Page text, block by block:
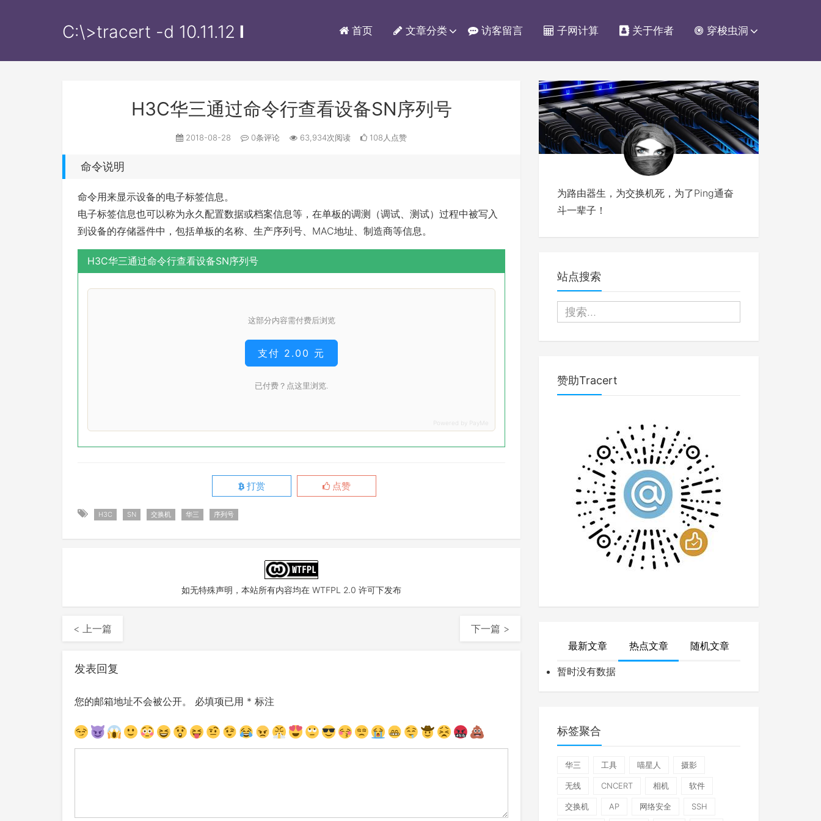
C:\>tracert -d 10.11.12. l 首页 文章分类 访客留言 子网计算 关于作者 穿梭虫洞
H3C华三通过命令行查看设备SN序列号
2018-08-28 0条评论 63,934次阅读 108人点赞
命令说明
命令用来显示设备的电子标签信息。
电子标签信息也可以称为永久配置数据或档案信息等，在单板的调测（调试、测试）过程中被写入
到设备的存储器件中，包括单板的名称、生产序列号、MAC地址、制造商等信息。
H3C华三通过命令行查看设备SN序列号
这部分内容需付费后浏览
支付 2.00 元
已付费？点这里浏览.
打赏 点赞
H3C SN 交换机 华三 序列号
如无特殊声明，本站所有内容均在 WTFPL 2.0 许可下发布
< 上一篇 下一篇 >
发表回复
您的邮箱地址不会被公开。 必填项已用 * 标注
为路由器生，为交换机死，为了Ping通奋
斗一辈子！
站点搜索
赞助Tracert
最新文章 热点文章 随机文章
暂时没有数据
标签聚合
华三 工具 喵星人 摄影
无线 CNCERT 相机 软件
交换机 AP 网络安全 SSH